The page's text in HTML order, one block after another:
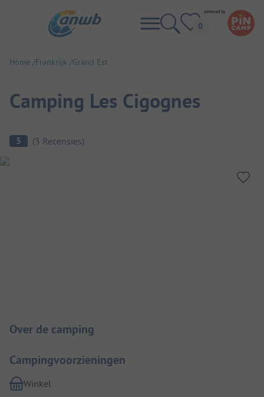
Home Frankrijk Grand Est
Camping Les Cigognes
Camping overzicht
5 (3 Recensies)
Over de camping
Campingvoorzieningen
Winkel